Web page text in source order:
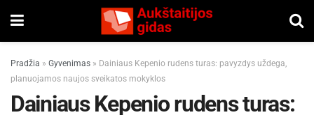
Pradžia » Gyvenimas » Dainiaus Kepenio rudens turas: pavyzdys uždega,
planuojamos naujos sveikatos mokyklos
Dainiaus Kepenio rudens turas: